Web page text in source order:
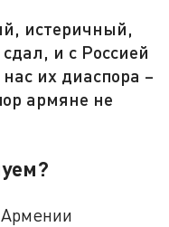
истеричный,
и с Россией
их диаспора –
армяне не